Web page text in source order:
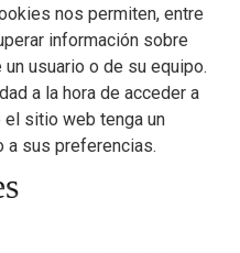
nos permiten, entre
información sobre
usuario o de su equipo.
a la hora de acceder a
el sitio web tenga un
a sus preferencias.